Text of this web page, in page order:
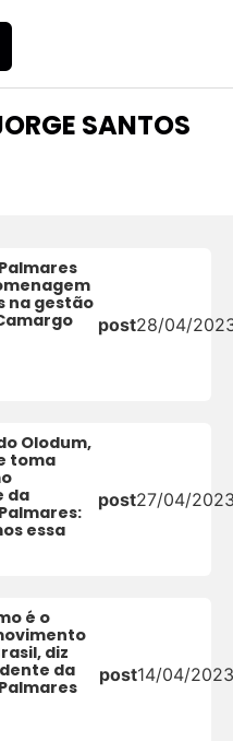
SANTOS
na gestão
post28/04/
Olodum,
toma
da
essa
post27/04/
é o
diz
da
post14/04/